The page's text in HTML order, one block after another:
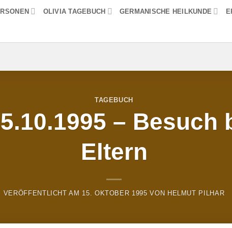
OLIVIA TAGEBUCH GERMANISCHE HEILKUNDE
TAGEBUCH
– Besuch
Eltern
VERÖFFENTLICHT AM 15. OKTOBER 1995 VON HELMUT PILHAR